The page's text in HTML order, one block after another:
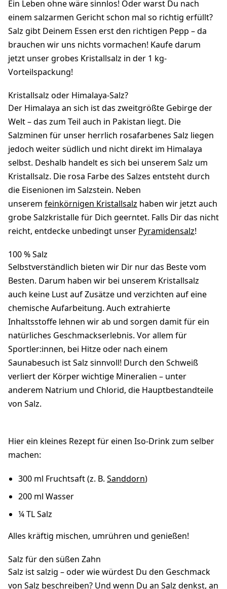
Ein Leben ohne wäre sinnlos! Oder warst Du nach
einem salzarmen Gericht schon mal so richtig erfüllt?
Salz gibt Deinem Essen erst den richtigen Pepp – da
brauchen wir uns nichts vormachen! Kaufe darum
jetzt unser grobes Kristallsalz in der 1 kg-
Vorteilspackung!
Kristallsalz oder Himalaya-Salz?
Der Himalaya an sich ist das zweitgrößte Gebirge der
Welt – das zum Teil auch in Pakistan liegt. Die
Salzminen für unser herrlich rosafarbenes Salz liegen
jedoch weiter südlich und nicht direkt im Himalaya
selbst. Deshalb handelt es sich bei unserem Salz um
Kristallsalz. Die rosa Farbe des Salzes entsteht durch
die Eisenionen im Salzstein. Neben
unserem feinkörnigen Kristallsalz haben wir jetzt auch
grobe Salzkristalle für Dich geerntet. Falls Dir das nicht
reicht, entdecke unbedingt unser Pyramidensalz!
100 % Salz
Selbstverständlich bieten wir Dir nur das Beste vom
Besten. Darum haben wir bei unserem Kristallsalz
auch keine Lust auf Zusätze und verzichten auf eine
chemische Aufarbeitung. Auch extrahierte
Inhaltsstoffe lehnen wir ab und sorgen damit für ein
natürliches Geschmackserlebnis. Vor allem für
Sportler:innen, bei Hitze oder nach einem
Saunabesuch ist Salz sinnvoll! Durch den Schweiß
verliert der Körper wichtige Mineralien – unter
anderem Natrium und Chlorid, die Hauptbestandteile
von Salz.
Hier ein kleines Rezept für einen Iso-Drink zum selber
machen:
300 ml Fruchtsaft (z. B. Sanddorn)
200 ml Wasser
¼ TL Salz
Alles kräftig mischen, umrühren und genießen!
Salz für den süßen Zahn
Salz ist salzig – oder wie würdest Du den Geschmack
von Salz beschreiben? Und wenn Du an Salz denkst, an